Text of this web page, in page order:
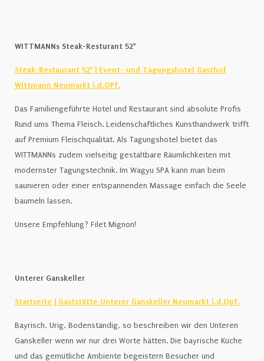
WITTMANNs Steak-Resturant 52°
Steak-Restaurant 52° | Event- und Tagungshotel Gasthof
Wittmann Neumarkt i.d.OPf.
Das Familiengeführte Hotel und Restaurant sind absolute Profis
Rund ums Thema Fleisch. Leidenschaftliches Kunsthandwerk trifft
auf Premium Fleischqualität. Als Tagungshotel bietet das
WITTMANNs zudem vielseitig gestaltbare Räumlichkeiten mit
modernster Tagungstechnik. Im Wagyu SPA kann man beim
saunieren oder einer entspannenden Massage einfach die Seele
baumeln lassen.
Unsere Empfehlung? Filet Mignon!
Unterer Ganskeller
Startseite | Gaststätte Unterer Ganskeller Neumarkt i.d.Opf.
Bayrisch, Urig, Bodenständig, so beschreiben wir den Unteren
Ganskeller wenn wir nur drei Worte hätten. Die bayrische Küche
und das gemütliche Ambiente begeistern Besucher und